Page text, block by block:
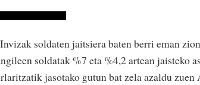
soldaten jaitsiera baten berri eman
soldatak %7 eta %4,2 artean jaisteko
jasotako gutun bat zela azaldu